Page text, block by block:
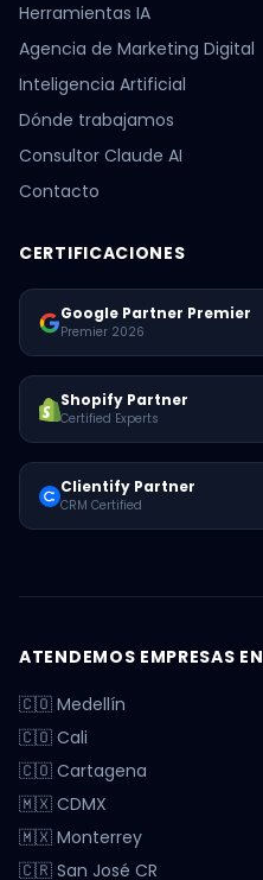
Herramientas IA
Agencia de Marketing Digital
Inteligencia Artificial
Dónde trabajamos
Consultor Claude AI
Contacto
CERTIFICACIONES
Google Partner Premier
Premier 2026
Shopify Partner
Certified Experts
Clientify Partner
CRM Certified
ATENDEMOS EMPRESAS EN
🇨🇴 Medellín
🇨🇴 Cali
🇨🇴 Cartagena
🇲🇽 CDMX
🇲🇽 Monterrey
🇨🇷 San José CR